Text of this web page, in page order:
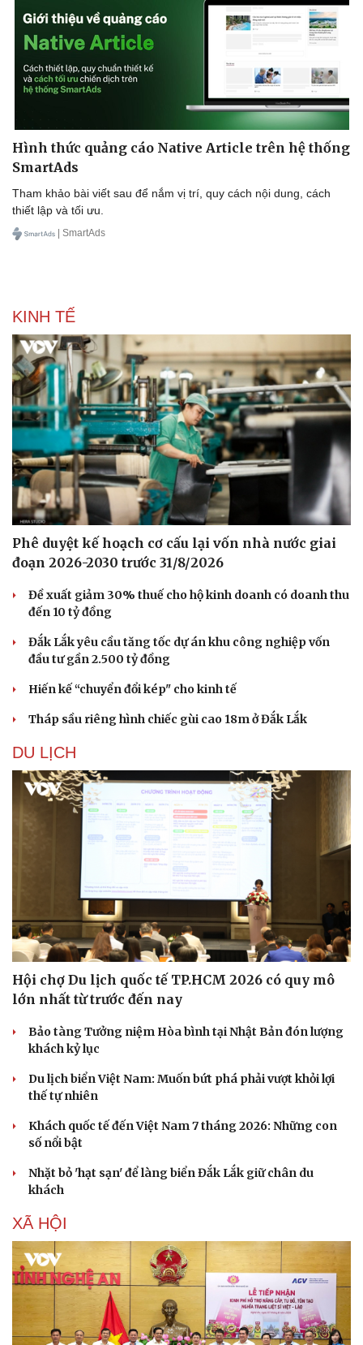
Vụ án
Tin nóng
Tư vấn luật
Quân sự - Quốc phòng
Vũ khí
Việt Nam
Thể thao
Lịch thi đấu bóng đá
Thế giới thể thao
Ô tô - Xe máy
Ô tô
Xe máy
Tư vấn
Hình thức quảng cáo Native Article trên hệ thống
SmartAds
Tham khảo bài viết sau để nắm vị trí, quy cách nội dung, cách
thiết lập và tối ưu.
| SmartAds
KINH TẾ
Phê duyệt kế hoạch cơ cấu lại vốn nhà nước giai
đoạn 2026-2030 trước 31/8/2026
Đề xuất giảm 30% thuế cho hộ kinh doanh có doanh thu
đến 10 tỷ đồng
Đắk Lắk yêu cầu tăng tốc dự án khu công nghiệp vốn
đầu tư gần 2.500 tỷ đồng
Hiến kế “chuyển đổi kép" cho kinh tế
Tháp sầu riêng hình chiếc gùi cao 18m ở Đắk Lắk
DU LỊCH
Hội chợ Du lịch quốc tế TP.HCM 2026 có quy mô
lớn nhất từ trước đến nay
Bảo tàng Tưởng niệm Hòa bình tại Nhật Bản đón lượng
khách kỷ lục
Du lịch biển Việt Nam: Muốn bứt phá phải vượt khỏi lợi
thế tự nhiên
Khách quốc tế đến Việt Nam 7 tháng 2026: Những con
số nổi bật
Nhặt bỏ 'hạt sạn' để làng biển Đắk Lắk giữ chân du
khách
XÃ HỘI